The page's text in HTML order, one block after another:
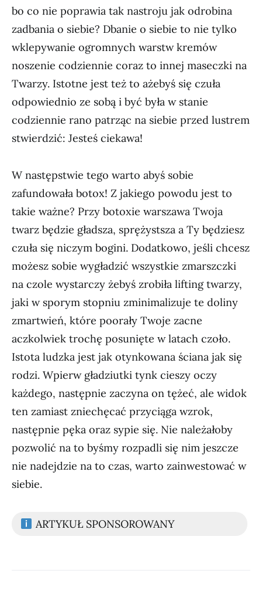
bo co nie poprawia tak nastroju jak odrobina
zadbania o siebie? Dbanie o siebie to nie tylko
wklepywanie ogromnych warstw kremów
noszenie codziennie coraz to innej maseczki na
Twarzy. Istotne jest też to ażebyś się czuła
odpowiednio ze sobą i być była w stanie
codziennie rano patrząc na siebie przed lustrem
stwierdzić: Jesteś ciekawa!
W następstwie tego warto abyś sobie
zafundowała botox! Z jakiego powodu jest to
takie ważne? Przy botoxie warszawa Twoja
twarz będzie gładsza, sprężystsza a Ty będziesz
czuła się niczym bogini. Dodatkowo, jeśli chcesz
możesz sobie wygładzić wszystkie zmarszczki
na czole wystarczy żebyś zrobiła lifting twarzy,
jaki w sporym stopniu zminimalizuje te doliny
zmartwień, które poorały Twoje zacne
aczkolwiek trochę posunięte w latach czoło.
Istota ludzka jest jak otynkowana ściana jak się
rodzi. Wpierw gładziutki tynk cieszy oczy
każdego, następnie zaczyna on tężeć, ale widok
ten zamiast zniechęcać przyciąga wzrok,
następnie pęka oraz sypie się. Nie należałoby
pozwolić na to byśmy rozpadli się nim jeszcze
nie nadejdzie na to czas, warto zainwestować w
siebie.
ARTYKUŁ SPONSOROWANY